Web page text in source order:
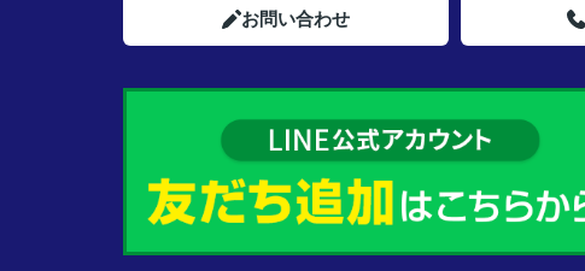
お問い合わせ